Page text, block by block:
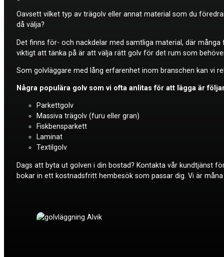
Oavsett vilket typ av trägolv eller annat material som du
då välja?
Det finns för- och nackdelar med samtliga material, där
viktigt att tänka på är att välja rätt golv för det rum som
Som golvläggare med lång erfarenhet inom branschen kan vi
Några populära golv som vi ofta anlitas för att lägga är
Parkettgolv
Massiva trägolv (furu eller gran)
Fiskbensparkett
Laminat
Textilgolv
Dags att byta ut golven i din bostad? Kontakta vår kundtjänst
bokar in ett kostnadsfritt hembesök som passar dig. Vi är